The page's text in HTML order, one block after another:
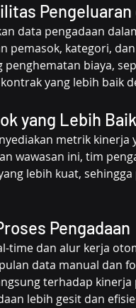
data pengadaan
pemasok, kategori,
penghematan biaya,
yang lebih baik
yang Lebih
metrik
wawasan ini, tim
lebih kuat,
Pengadaan
time dan alur kerja
data manual dan
terhadap
lebih gesit dan